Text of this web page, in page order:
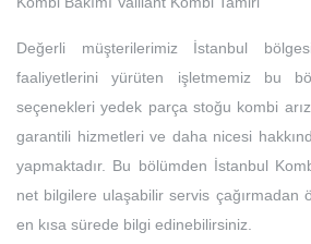
Değerli müşterilerimiz İstanbul
faaliyetlerini yürüten işletmemiz bu
seçenekleri yedek parça stoğu kombi
garantili hizmetleri ve daha nicesi
yapmaktadır. Bu bölümden İstanbul
net bilgilere ulaşabilir servis çağırmadan
en kısa sürede bilgi edinebilirsiniz.